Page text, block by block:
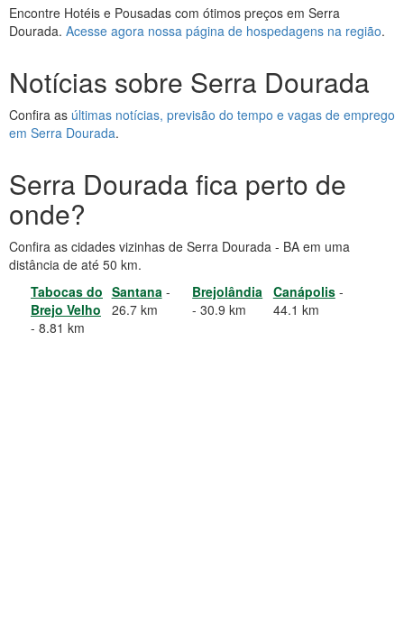
Encontre Hotéis e Pousadas com ótimos preços em Serra
Dourada. Acesse agora nossa página de hospedagens na região.
Notícias sobre Serra Dourada
Confira as últimas notícias, previsão do tempo e vagas de emprego
em Serra Dourada.
Serra Dourada fica perto de
onde?
Confira as cidades vizinhas de Serra Dourada - BA em uma
distância de até 50 km.
Tabocas do
Brejo Velho
- 8.81 km
Santana-
26.7 km
Brejolândia
- 30.9 km
Canápolis-
44.1 km